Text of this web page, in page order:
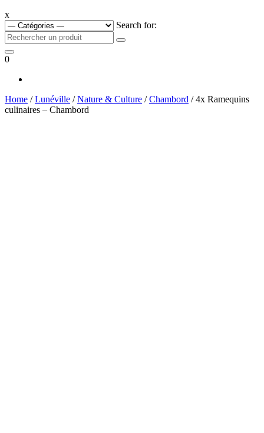
x
Search for:
0
Home /Lunéville /Nature & Culture /Chambord / 4x Ramequins
culinaires – Chambord